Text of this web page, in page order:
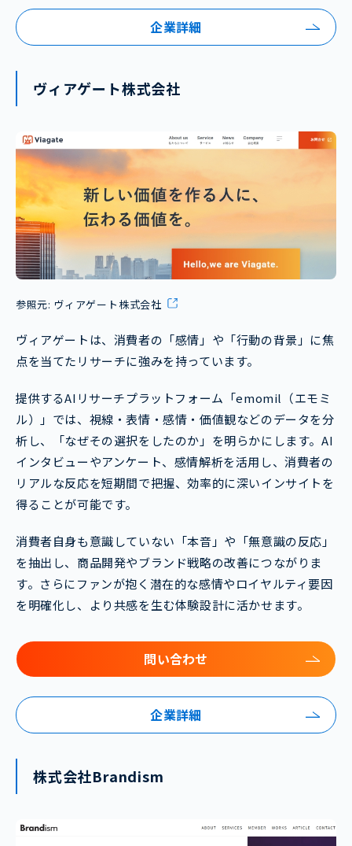
企業詳細
ヴィアゲート株式会社
参照元: ヴィアゲート株式会社
ヴィアゲートは、消費者の「感情」や「行動の背景」に焦
点を当てたリサーチに強みを持っています。
提供するAIリサーチプラットフォーム「emomil（エモミ
ル）」では、視線・表情・感情・価値観などのデータを分
析し、「なぜその選択をしたのか」を明らかにします。AI
インタビューやアンケート、感情解析を活用し、消費者の
リアルな反応を短期間で把握、効率的に深いインサイトを
得ることが可能です。
消費者自身も意識していない「本音」や「無意識の反応」
を抽出し、商品開発やブランド戦略の改善につながりま
す。さらにファンが抱く潜在的な感情やロイヤルティ要因
を明確化し、より共感を生む体験設計に活かせます。
問い合わせ
企業詳細
株式会社Brandism